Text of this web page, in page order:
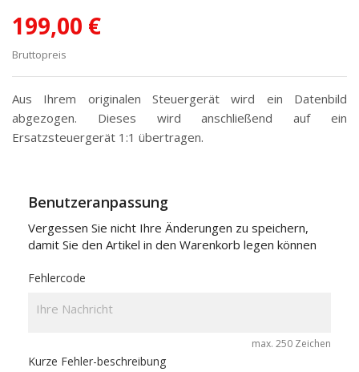
199,00 €
Bruttopreis
Aus Ihrem originalen Steuergerät wird ein Datenbild
abgezogen. Dieses wird anschließend auf ein
Ersatzsteuergerät 1:1 übertragen.
Benutzeranpassung
Vergessen Sie nicht Ihre Änderungen zu speichern,
damit Sie den Artikel in den Warenkorb legen können
Fehlercode
max. 250 Zeichen
Kurze Fehler-beschreibung